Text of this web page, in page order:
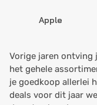
Apple
Vorige jaren ontving
het gehele
je goedkoop allerlei
deals voor dit jaar